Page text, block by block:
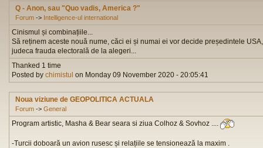
Q - Anon, sau "Quo vadis, America ?"
Forum -> Intelligence-ul international
Cinismul și combinațiile...
Să reținem aceste nouă nume, căci ei și numai ei vor decide președintele
judeca frauda electorală de la alegeri...
Thanked 1 time
Posted by chimistul on Monday 09 November 2020 - 20:05:41
Noua viziune de GEOPOLITICA ACTUALA
Forum -> General
Program artistic, Masha & Bear seara si ziua Colhoz & Sovhoz ....
-Turcii doboară un avion rusesc și relațiile se tensionează la maxim .